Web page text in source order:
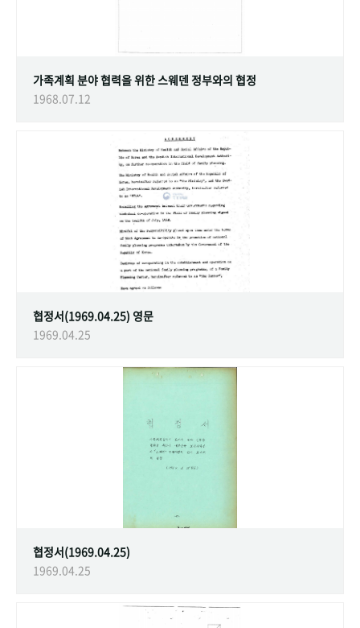
가족계획 분야 협력을 위한 스웨덴 정부와의 협정
1968.07.12
협정서(1969.04.25) 영문
1969.04.25
협정서(1969.04.25)
1969.04.25